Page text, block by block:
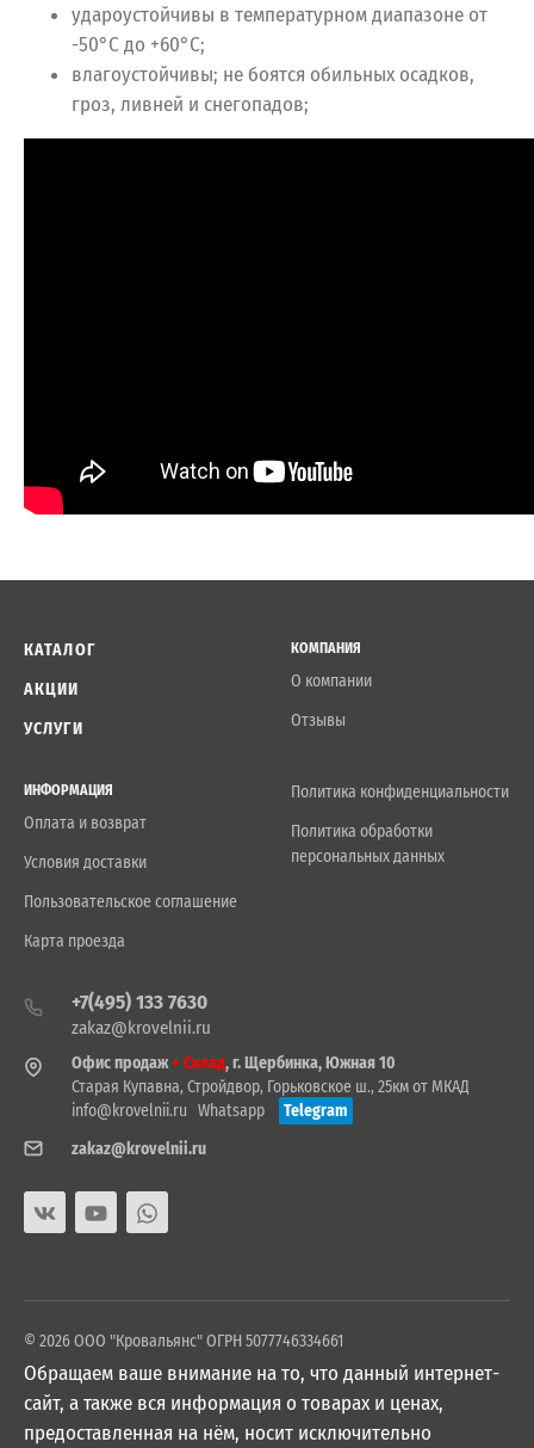
удароустойчивы в температурном диапазоне от
-50°С до +60°С;
влагоустойчивы; не боятся обильных осадков,
гроз, ливней и снегопадов;
КАТАЛОГ
АКЦИИ
УСЛУГИ
КОМПАНИЯ
О компании
Отзывы
ИНФОРМАЦИЯ
Оплата и возврат
Условия доставки
Пользовательское соглашение
Карта проезда
Политика конфиденциальности
Политика обработки
персональных данных
+7(495) 133 7630
zakaz@krovelnii.ru
Офис продаж+ Склад, г. Щербинка, Южная 10
Старая Купавна, Стройдвор, Горьковское ш., 25км от МКАД
info@krovelnii.ru Whatsapp
Telegram
zakaz@krovelnii.ru
© 2026 ООО "Кровальянс" ОГРН 5077746334661
Обращаем ваше внимание на то, что данный интернет-
сайт, а также вся информация о товарах и ценах,
предоставленная на нём, носит исключительно